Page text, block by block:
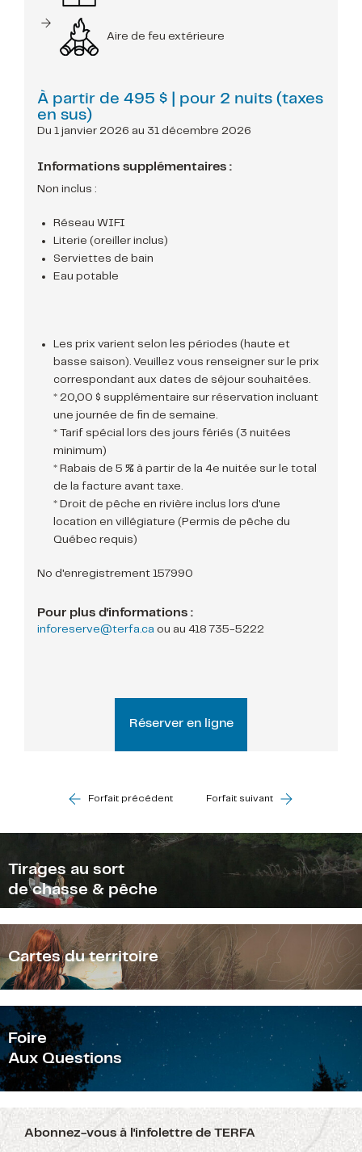
Aire de feu extérieure
À partir de 495 $ | pour 2 nuits (taxes
en sus)
Du 1 janvier 2026 au 31 décembre 2026
Informations supplémentaires :
Non inclus :
Réseau WIFI
Literie (oreiller inclus)
Serviettes de bain
Eau potable
Les prix varient selon les périodes (haute et
basse saison). Veuillez vous renseigner sur le prix
correspondant aux dates de séjour souhaitées.
* 20,00 $ supplémentaire sur réservation incluant
une journée de fin de semaine.
* Tarif spécial lors des jours fériés (3 nuitées
minimum)
* Rabais de 5 % à partir de la 4e nuitée sur le total
de la facture avant taxe.
* Droit de pêche en rivière inclus lors d'une
location en villégiature (Permis de pêche du
Québec requis)
No d'enregistrement 157990
Pour plus d'informations :
inforeserve@terfa.ca ou au 418 735-5222
Réserver en ligne
Forfait précédent Forfait suivant
Tirages au sort
de chasse & pêche
Cartes du territoire
Foire
Aux Questions
Abonnez-vous à l'infolettre de TERFA